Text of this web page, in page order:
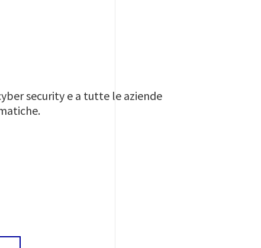
security e a tutte le aziende